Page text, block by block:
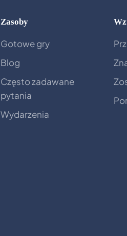
Zasoby
Gotowe gry
Blog
Często zadawane
pytania
Wydarzenia